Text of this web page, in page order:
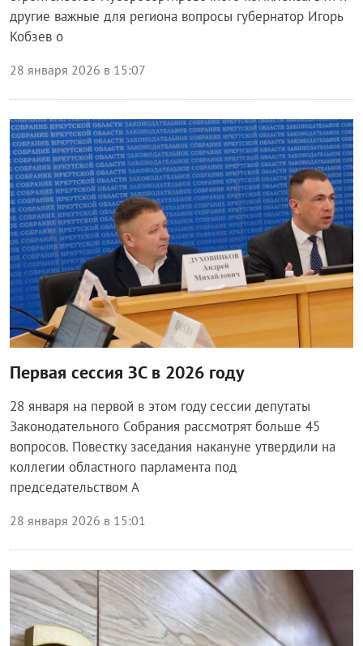
другие важные для региона вопросы губернатор Игорь
Кобзев о
28 января 2026 в 15:07
Власть
Первая сессия ЗС в 2026 году
28 января на первой в этом году сессии депутаты
Законодательного Собрания рассмотрят больше 45
вопросов. Повестку заседания накануне утвердили на
коллегии областного парламента под
председательством А
28 января 2026 в 15:01
Власть